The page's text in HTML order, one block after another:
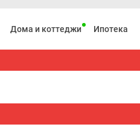
Дома и коттеджи Ипотека